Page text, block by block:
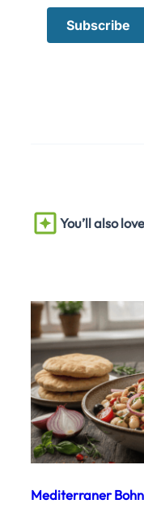
You’ll also love
Mediterraner